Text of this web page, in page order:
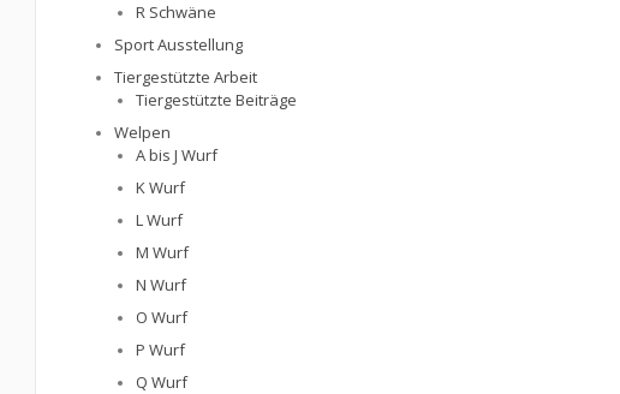
R Schwäne
Sport Ausstellung
Tiergestützte Arbeit
Tiergestützte Beiträge
Welpen
A bis J Wurf
K Wurf
L Wurf
M Wurf
N Wurf
O Wurf
P Wurf
Q Wurf